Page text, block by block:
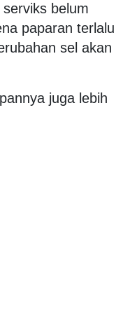
belum
paparan terlalu
sel akan
juga lebih